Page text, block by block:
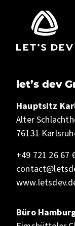
let’s dev
Hauptsitz
Alter
76131
+49 721 26 67
Büro